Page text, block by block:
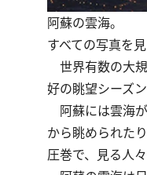
阿蘇の雲海。
すべての写真を
世界有数の大
好の眺望シーズ
阿蘇には雲海
から眺められた
圧巻で、見る人